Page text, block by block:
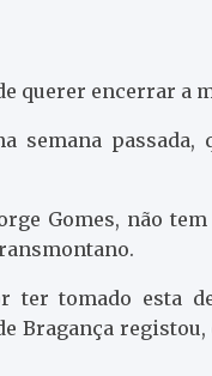
querer encerrar a
passada,
Gomes, não
tomado esta
Bragança registou,